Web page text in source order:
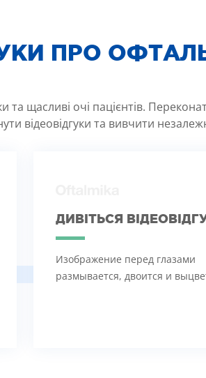
ПРО
щасливі очі пацієнтів.
відеовідгуки та вивчити
ДИВІТЬСЯ
Изображение перед глазами
размывается, двоится и